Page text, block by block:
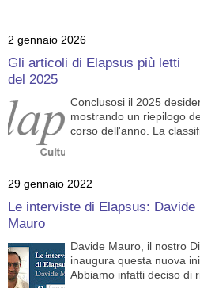
2 gennaio 2026
Gli articoli di Elapsus più letti
del 2025
Conclusosi il 2025
mostrando un riepilogo
corso dell'anno. La
29 gennaio 2022
Le interviste di Elapsus: Davide
Mauro
Davide Mauro, il nostro
inaugura questa nuova
Abbiamo infatti deciso di